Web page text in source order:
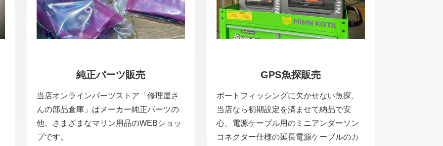
純正パーツ販売
当店オンラインパーツストア「修理屋さ
んの部品倉庫」はメーカー純正パーツの
他、さまざまなマリン用品のWEBショッ
プです。
GPS魚探販売
ボートフィッシングに欠かせない魚探、
当店なら初期設定を済ませて納品で安
心、電源ケーブル用のミニアンダーソン
コネクター仕様の延長電源ケーブルのカ